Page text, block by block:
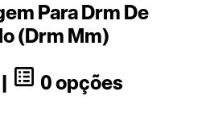
Para Drm De
(Drm Mm)
0 opções